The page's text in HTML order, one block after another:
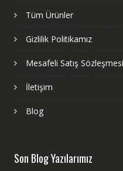
Tüm Ürünler
Gizlilik Politikamız
Mesafeli Satış Sözleşmesi
İletişim
Blog
Son Blog Yazılarımız